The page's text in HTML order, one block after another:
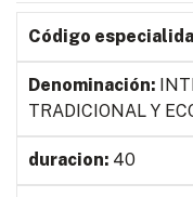
TRADICIONAL Y
40